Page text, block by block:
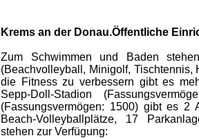
Krems an der Donau.Öffentliche
Zum Schwimmen und Baden
(Beachvolleyball, Minigolf,
die Fitness zu verbessern gibt es
Sepp-Doll-Stadion
(Fassungsvermögen: 1500) gibt es 2
Beach-Volleyballplätze, 17
stehen zur Verfügung: